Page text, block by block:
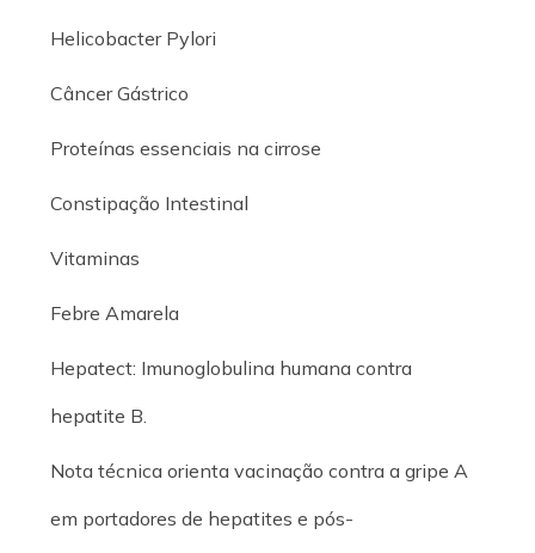
Helicobacter Pylori
Câncer Gástrico
Proteínas essenciais na cirrose
Constipação Intestinal
Vitaminas
Febre Amarela
Hepatect: Imunoglobulina humana contra
hepatite B.
Nota técnica orienta vacinação contra a gripe A
em portadores de hepatites e pós-